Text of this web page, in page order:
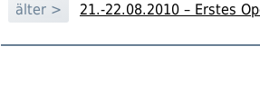
älter >
21.-22.08.2010 – Erstes